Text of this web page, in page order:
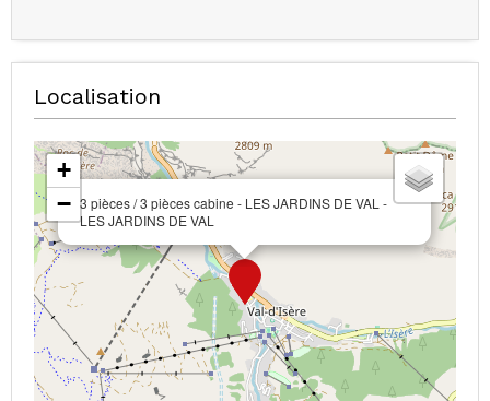
Localisation
3 pièces / 3 pièces cabine - LES JARDINS DE VAL -
LES JARDINS DE VAL
+
−